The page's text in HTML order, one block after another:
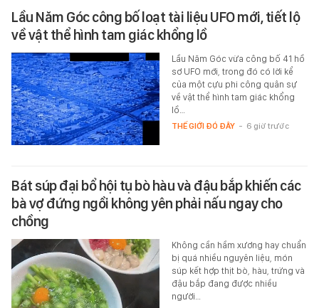
Lầu Năm Góc công bố loạt tài liệu UFO mới, tiết lộ
về vật thể hình tam giác khổng lồ
Lầu Năm Góc vừa công bố 41 hồ
sơ UFO mới, trong đó có lời kể
của một cựu phi công quân sự
về vật thể hình tam giác khổng
lồ…
THẾ GIỚI ĐÓ ĐÂY - 6 giờ trước
Bát súp đại bổ hội tụ bò hàu và đậu bắp khiến các
bà vợ đứng ngồi không yên phải nấu ngay cho
chồng
Không cần hầm xương hay chuẩn
bị quá nhiều nguyên liệu, món
súp kết hợp thịt bò, hàu, trứng và
đậu bắp đang được nhiều
người…